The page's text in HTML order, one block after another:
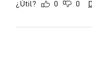
¿Útil? 0 0